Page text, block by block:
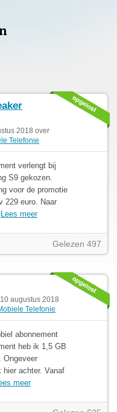
2018 over
Telefonie
verlengt bij
S9 gekozen.
voor de promotie
229 euro. Naar
Lees meer
Gelezen 497
augustus 2018
Telefonie
abonnement
heb ik 1,5 GB
Ongeveer
hier achter. Vanaf
meer